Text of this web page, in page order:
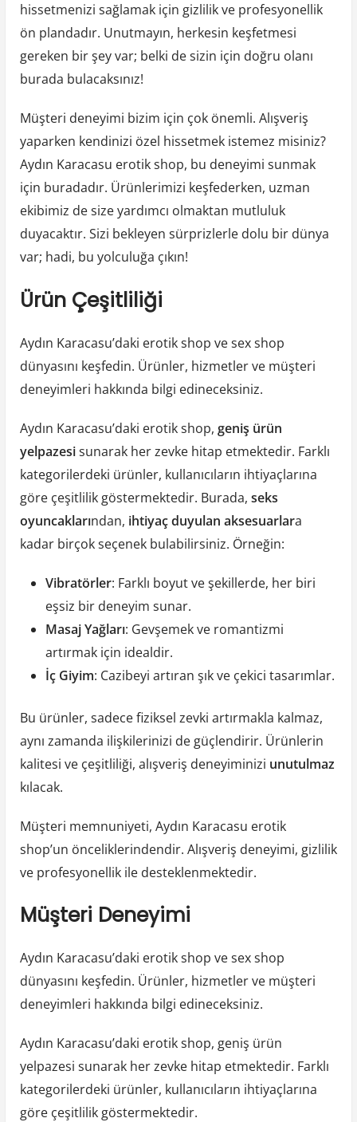
hissetmenizi sağlamak için gizlilik ve profesyonellik
ön plandadır. Unutmayın, herkesin keşfetmesi
gereken bir şey var; belki de sizin için doğru olanı
burada bulacaksınız!
Müşteri deneyimi bizim için çok önemli. Alışveriş
yaparken kendinizi özel hissetmek istemez misiniz?
Aydın Karacasu erotik shop, bu deneyimi sunmak
için buradadır. Ürünlerimizi keşfederken, uzman
ekibimiz de size yardımcı olmaktan mutluluk
duyacaktır. Sizi bekleyen sürprizlerle dolu bir dünya
var; hadi, bu yolculuğa çıkın!
Ürün Çeşitliliği
Aydın Karacasu’daki erotik shop ve sex shop
dünyasını keşfedin. Ürünler, hizmetler ve müşteri
deneyimleri hakkında bilgi edineceksiniz.
Aydın Karacasu’daki erotik shop, geniş ürün
yelpazesisunarak her zevke hitap etmektedir. Farklı
kategorilerdeki ürünler, kullanıcıların ihtiyaçlarına
göre çeşitlilik göstermektedir. Burada, seks
oyuncaklarından, ihtiyaç duyulan aksesuarlara
kadar birçok seçenek bulabilirsiniz. Örneğin:
Vibratörler: Farklı boyut ve şekillerde, her biri
eşsiz bir deneyim sunar.
Masaj Yağları: Gevşemek ve romantizmi
artırmak için idealdir.
İç Giyim: Cazibeyi artıran şık ve çekici tasarımlar.
Bu ürünler, sadece fiziksel zevki artırmakla kalmaz,
aynı zamanda ilişkilerinizi de güçlendirir. Ürünlerin
kalitesi ve çeşitliliği, alışveriş deneyiminizi unutulmaz
kılacak.
Müşteri memnuniyeti, Aydın Karacasu erotik
shop’un önceliklerindendir. Alışveriş deneyimi, gizlilik
ve profesyonellik ile desteklenmektedir.
Müşteri Deneyimi
Aydın Karacasu’daki erotik shop ve sex shop
dünyasını keşfedin. Ürünler, hizmetler ve müşteri
deneyimleri hakkında bilgi edineceksiniz.
Aydın Karacasu’daki erotik shop, geniş ürün
yelpazesi sunarak her zevke hitap etmektedir. Farklı
kategorilerdeki ürünler, kullanıcıların ihtiyaçlarına
göre çeşitlilik göstermektedir.